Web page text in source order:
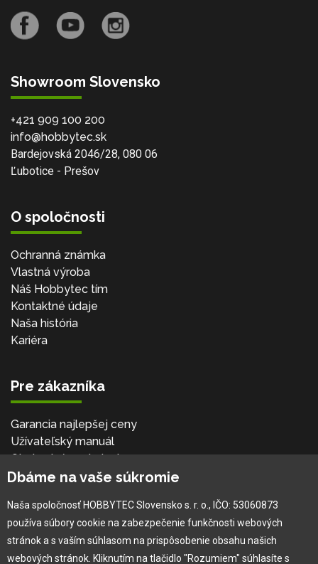
Showroom Slovensko
+421 909 100 200
info@hobbytec.sk
Bardejovská 2046/28, 080 06
Ľubotice - Prešov
O spoločnosti
Ochranná známka
Vlastná výroba
Náš Hobbytec tím
Kontaktné údaje
Naša história
Kariéra
Pre zákazníka
Garancia najlepšej ceny
Užívateľský manuál
Obchodné podmienky
Zákazník & partner
Novinky
Dbáme na vaše súkromie
Naša spoločnosť HOBBYTEC Slovensko s. r. o., IČO: 53060873
používa súbory cookie na zabezpečenie funkčnosti webových
stránok a s vaším súhlasom na prispôsobenie obsahu našich
webových stránok. Kliknutím na tlačidlo "Rozumiem" súhlasíte s